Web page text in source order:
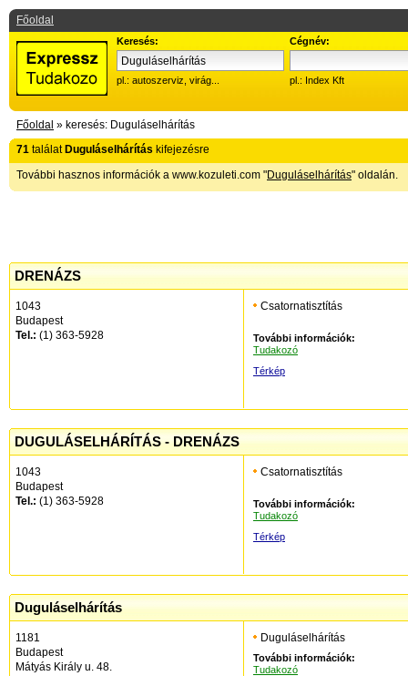
Főoldal
Keresés:
pl.: autoszerviz, virág...
Cégnév:
pl.: Index Kft
Főoldal » keresés: Duguláselhárítás
71 találat Duguláselhárítás kifejezésre
További hasznos információk a www.kozuleti.com "Duguláselhárítás" oldalán.
DRENÁZS
1043
Budapest
Tel.: (1) 363-5928
Csatornatisztítás
További információk:
Tudakozó
Térkép
DUGULÁSELHÁRÍTÁS - DRENÁZS
1043
Budapest
Tel.: (1) 363-5928
Csatornatisztítás
További információk:
Tudakozó
Térkép
Duguláselhárítás
1181
Budapest
Mátyás Király u. 48.
Duguláselhárítás
További információk:
Tudakozó